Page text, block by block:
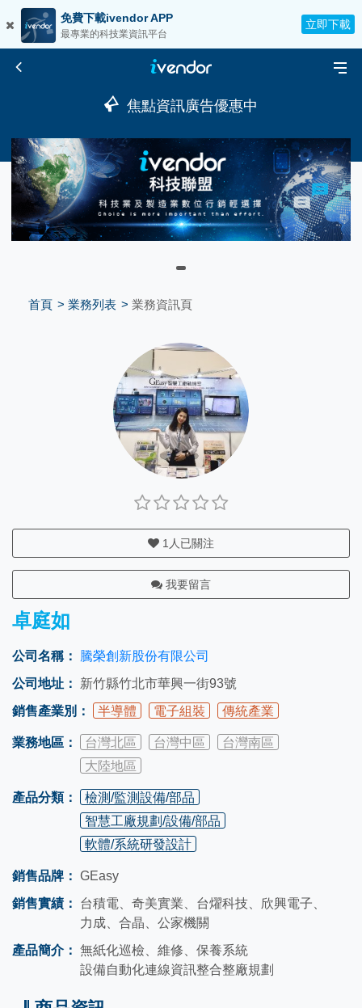
免費下載ivendor APP
最專業的科技業資訊平台
立即下載
焦點資訊廣告優惠中
首頁 業務列表 業務資訊頁
1 人已關注
我要留言
卓庭如
公司名稱：
騰榮創新股份有限公司
公司地址：
新竹縣竹北市華興一街93號
銷售產業別：
半導體 電子組裝 傳統產業
業務地區： 台灣北區 台灣中區
台灣南區
大陸地區
產品分類：
檢測/監測設備/部品
智慧工廠規劃/設備/部品
軟體/系統研發設計
銷售品牌： GEasy
銷售實績：
台積電、奇美實業、台燿科技、欣興電子、
力成、合晶、公家機關
產品簡介： 無紙化巡檢、維修、保養系統
設備自動化連線資訊整合整廠規劃